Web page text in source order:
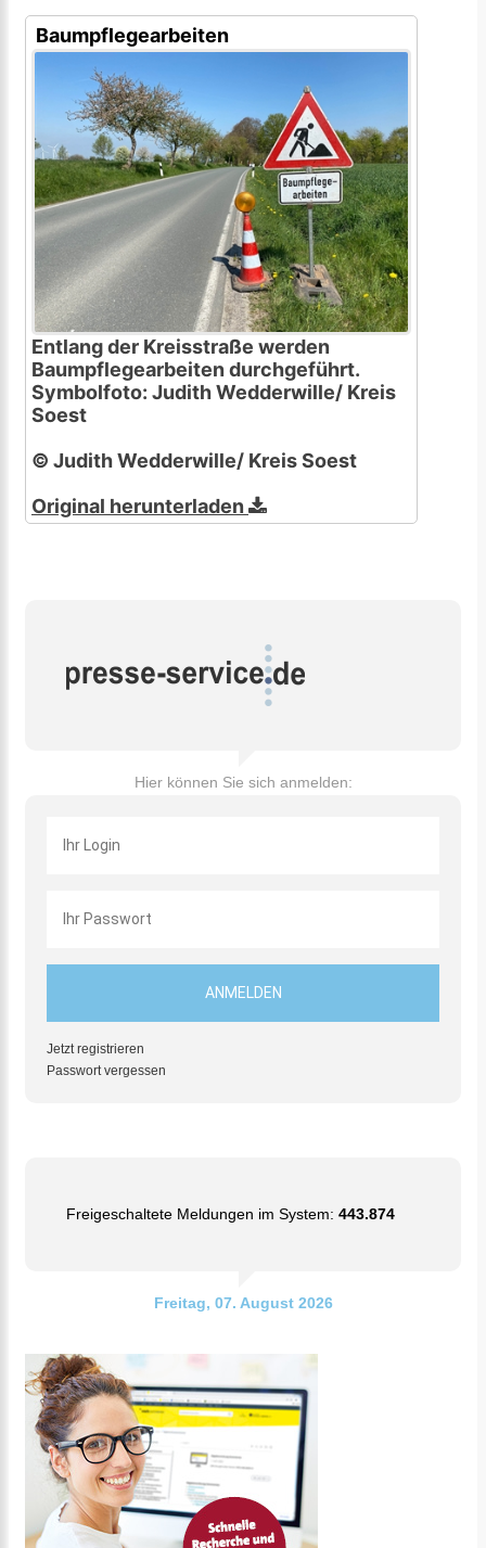
Baumpflegearbeiten
Entlang der Kreisstraße werden
Baumpflegearbeiten durchgeführt.
Symbolfoto: Judith Wedderwille/ Kreis
Soest
© Judith Wedderwille/ Kreis Soest
Original herunterladen
Hier können Sie sich anmelden:
Jetzt registrieren
Passwort vergessen
Freigeschaltete Meldungen im System: 443.874
Freitag, 07. August 2026